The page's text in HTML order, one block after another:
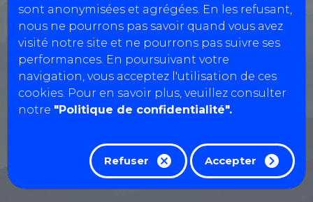
sont anonymisées et agrégées. En les refusant,
nous ne pourrons pas savoir quand vous avez
visité notre site et ne pourrons pas suivre ses
performances. En poursuivant votre
navigation, vous acceptez l'utilisation de ces
cookies. Pour en savoir plus, veuillez consulter
notre "Politique de confidentialité".
Refuser Accepter
2 rue des cledelles,
46220 PRAYSSAC
0565352642
Réservation Véhicules Légers
Réservation motos, quads, voiturettes...